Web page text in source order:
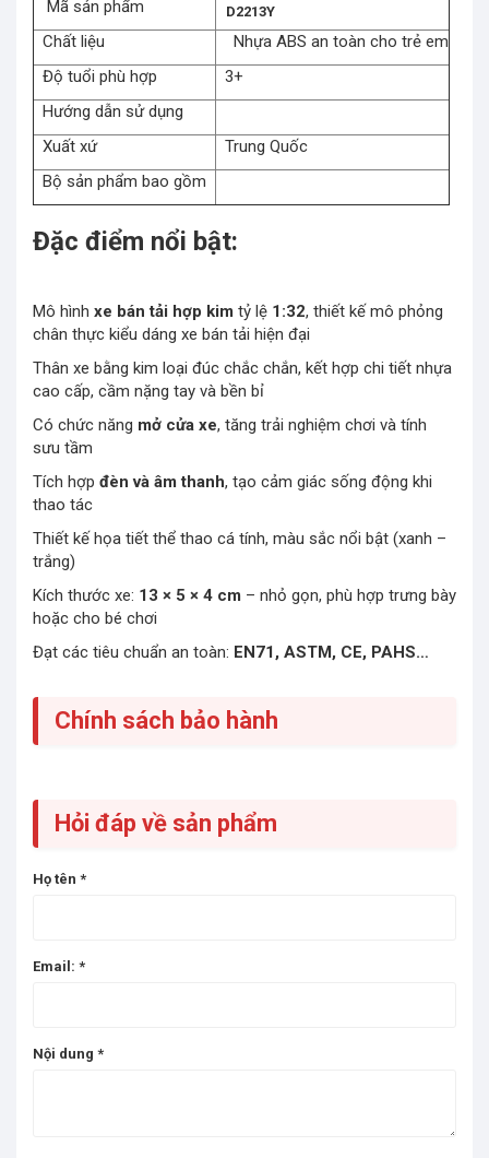
Mã sản phẩm D2213Y
Chất liệu
Nhựa ABS an toàn cho trẻ em
Độ tuổi phù hợp
3+
Hướng dẫn sử dụng
Xuất xứ
Trung Quốc
Bộ sản phẩm bao gồm
Đặc điểm nổi bật:
Mô hình xe bán tải hợp kim tỷ lệ 1:32, thiết kế mô phỏng
chân thực kiểu dáng xe bán tải hiện đại
Thân xe bằng kim loại đúc chắc chắn, kết hợp chi tiết nhựa
cao cấp, cầm nặng tay và bền bỉ
Có chức năng mở cửa xe, tăng trải nghiệm chơi và tính
sưu tầm
Tích hợp đèn và âm thanh, tạo cảm giác sống động khi
thao tác
Thiết kế họa tiết thể thao cá tính, màu sắc nổi bật (xanh –
trắng)
Kích thước xe: 13 × 5 × 4 cm – nhỏ gọn, phù hợp trưng bày
hoặc cho bé chơi
Đạt các tiêu chuẩn an toàn: EN71, ASTM, CE, PAHS…
Chính sách bảo hành
Hỏi đáp về sản phẩm
Họ tên *
Email: *
Nội dung *